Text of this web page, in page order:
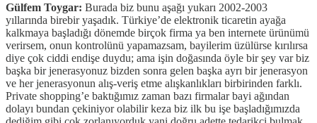
Gülfem Toygar: Burada biz bunu aşağı yukarı 2002-2003
yıllarında birebir yaşadık. Türkiye’de elektronik ticaretin ayağa
kalkmaya başladığı dönemde birçok firma ya ben internete ürünümü
verirsem, onun kontrolünü yapamazsam, bayilerim üzülürse kırılırsa
diye çok ciddi endişe duydu; ama işin doğasında öyle bir şey var biz
başka bir jenerasyonuz bizden sonra gelen başka ayrı bir jenerasyon
ve her jenerasyonun alış-veriş etme alışkanlıkları birbirinden farklı.
Private shopping’e baktığımız zaman bazı firmalar bayi ağından
dolayı bundan çekiniyor olabilir keza biz ilk bu işe başladığımızda